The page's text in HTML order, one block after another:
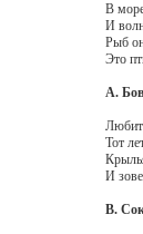
В
И
Рыб
Это
А.
Любит
Тот
И
В.